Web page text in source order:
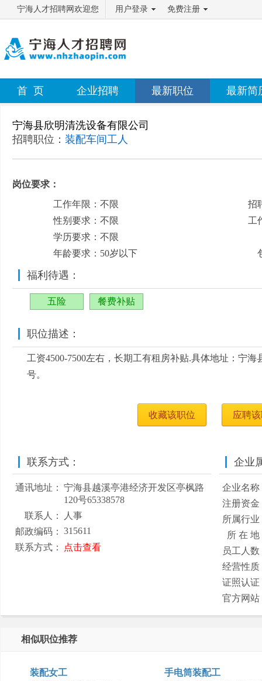
宁海人才招聘网欢迎您 用户登录 免费注册
首 页 企业招聘 最新职位 最新简
宁海县欣明清洗设备有限公司
招聘职位： 装配车间工人
岗位要求：
工作年限：不限
性别要求：不限
学历要求：不限
年龄要求：50岁以下
招
工
福利待遇：
五险 餐费补贴
职位描述：
工资4500-7500左右，长期工有租房补贴.具体地址：宁
号。
收藏该职位 应聘
联系方式：
通讯地址：
宁海县越溪亭港经济开发区亭枫路
120号65338578
联系人：
人事
邮政编码：
315611
联系方式：
点击查看
企业
企业名称
注册资金
所属行业
所 在 地
员工人数
经营性质
证照认证
官方网站
相似职位推荐
装配女工 手电筒装配工